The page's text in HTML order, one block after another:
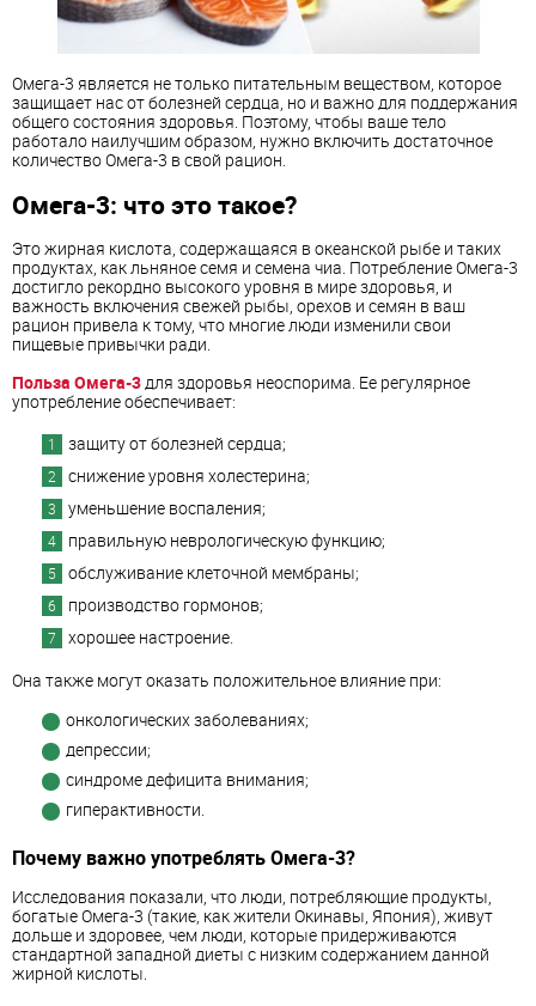
Омега-3 является не только питательным веществом, которое
защищает нас от болезней сердца, но и важно для поддержания
общего состояния здоровья. Поэтому, чтобы ваше тело
работало наилучшим образом, нужно включить достаточное
количество Омега-3 в свой рацион.
Омега-3: что это такое?
Это жирная кислота, содержащаяся в океанской рыбе и таких
продуктах, как льняное семя и семена чиа. Потребление Омега-3
достигло рекордно высокого уровня в мире здоровья, и
важность включения свежей рыбы, орехов и семян в ваш
рацион привела к тому, что многие люди изменили свои
пищевые привычки ради.
Польза Омега-3для здоровья неоспорима. Ее регулярное
употребление обеспечивает:
защиту от болезней сердца;
снижение уровня холестерина;
уменьшение воспаления;
правильную неврологическую функцию;
обслуживание клеточной мембраны;
производство гормонов;
хорошее настроение.
Она также могут оказать положительное влияние при:
онкологических заболеваниях;
депрессии;
синдроме дефицита внимания;
гиперактивности.
Почему важно употреблять Омега-3?
Исследования показали, что люди, потребляющие продукты,
богатые Омега-3 (такие, как жители Окинавы, Япония), живут
дольше и здоровее, чем люди, которые придерживаются
стандартной западной диеты с низким содержанием данной
жирной кислоты.